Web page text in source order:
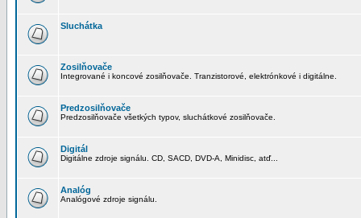
Sluchátka
Zosilňovače
Integrované i koncové zosilňovače. Tranzistorové, elektrónkové i digitálne.
Predzosilňovače
Predzosilňovače všetkých typov, sluchátkové zosilňovače.
Digitál
Digitálne zdroje signálu. CD, SACD, DVD-A, Minidisc, atď...
Analóg
Analógové zdroje signálu.